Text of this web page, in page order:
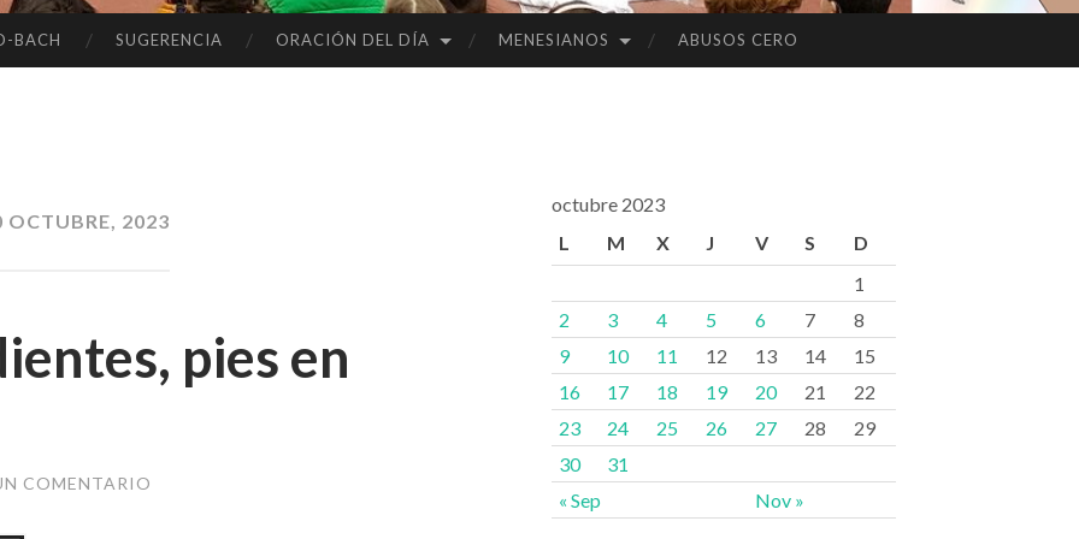
BACH SUGERENCIA ORACIÓN DEL DÍA MENESIANOS ABUSOS CERO
OCTUBRE, 2023
pies en
COMENTARIO
octubre 2023
L
M X J V S D
« Sep Nov »
1
2
3 4 5 6 7
8
9
10 11 12 13 14
15
16
17 18 19 20 21
22
23
24 25 26 27 28
29
30
31